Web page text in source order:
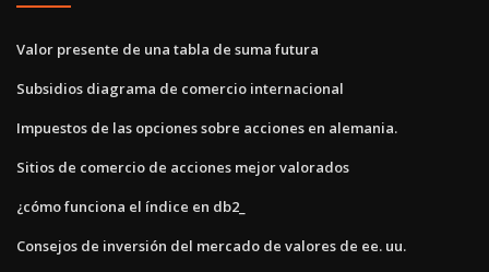
Valor presente de una tabla de suma futura
Subsidios diagrama de comercio internacional
Impuestos de las opciones sobre acciones en alemania.
Sitios de comercio de acciones mejor valorados
¿cómo funciona el índice en db2_
Consejos de inversión del mercado de valores de ee. uu.